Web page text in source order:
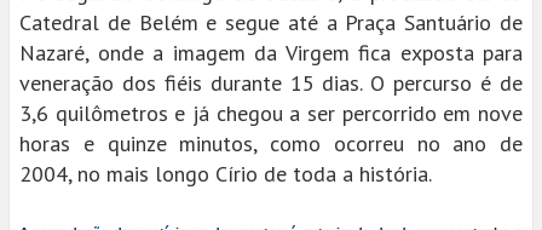
Catedral de Belém e segue até a Praça Santuário de
Nazaré, onde a imagem da Virgem fica exposta para
veneração dos fiéis durante 15 dias. O percurso é de
3,6 quilômetros e já chegou a ser percorrido em nove
horas e quinze minutos, como ocorreu no ano de
2004, no mais longo Círio de toda a história.